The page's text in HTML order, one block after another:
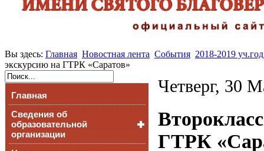
Вы здесь: Главная Новостная лента События 2018-2019 уч.год
экскурсию на ГТРК «Саратов»
Главная
Сведения об
образовательной
организации
Четверг, 30
ГТРК